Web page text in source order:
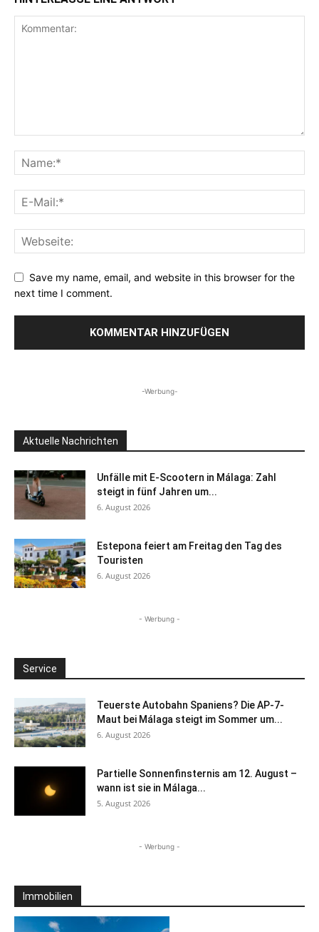
Save my name, email, and website in this browser for the
next time I comment.
-Werbung-
Aktuelle Nachrichten
Unfälle mit E-Scootern in Málaga: Zahl
steigt in fünf Jahren um...
6. August 2026
Estepona feiert am Freitag den Tag des
Touristen
6. August 2026
- Werbung -
Service
Teuerste Autobahn Spaniens? Die AP-7-
Maut bei Málaga steigt im Sommer um...
6. August 2026
Partielle Sonnenfinsternis am 12. August –
wann ist sie in Málaga...
5. August 2026
- Werbung -
Immobilien